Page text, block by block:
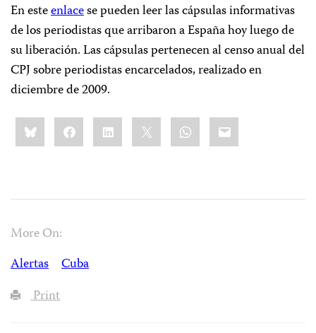
En esteenlacese pueden leer las cápsulas informativas
de los periodistas que arribaron a España hoy luego de
su liberación. Las cápsulas pertenecen al censo anual del
CPJ sobre periodistas encarcelados, realizado en
diciembre de 2009.
Share
this:BlueskyFacebookLinkedIn WhatsApp
Email
More On:
Alertas
Cuba
Print